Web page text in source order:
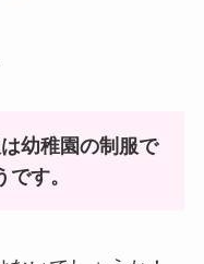
幼稚園の制服で
す。